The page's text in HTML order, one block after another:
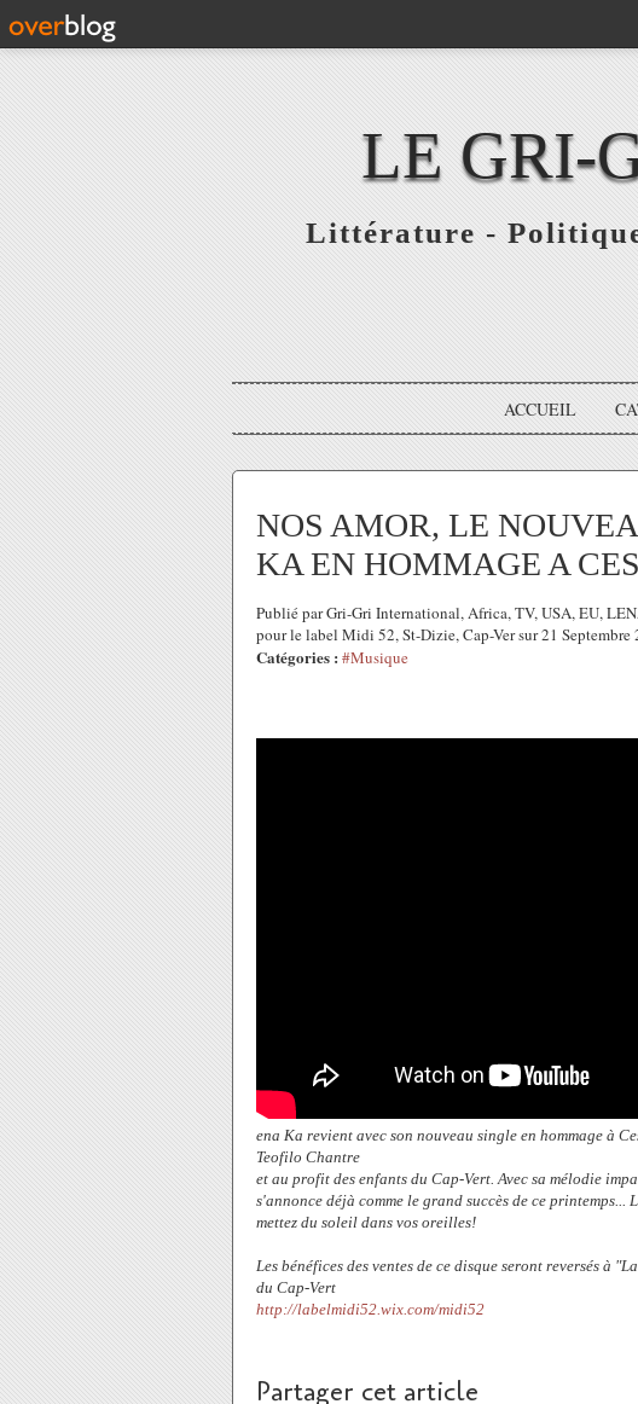
LE GRI-
Littérature -
ACCUEIL
NOS AMOR, LE
KA EN HOMMAGE A
Publié par Gri-Gri International, Africa, TV, USA, EU,
pour le label Midi 52, St-Dizie, Cap-Ver sur 21 Septembre
Catégories : #Musique
ena Ka revient avec son nouveau single en hommage à
Teofilo Chantre
et au profit des enfants du Cap-Vert. Avec sa mélodie
s'annonce déjà comme le grand succès de ce
mettez du soleil dans vos oreilles!
Les bénéfices des ventes de ce disque seront reversés à
du Cap-Vert
http://labelmidi52.wix.com/midi52
Partager cet article